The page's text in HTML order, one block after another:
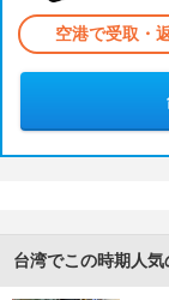
空港で受取・
台湾でこの時期人気